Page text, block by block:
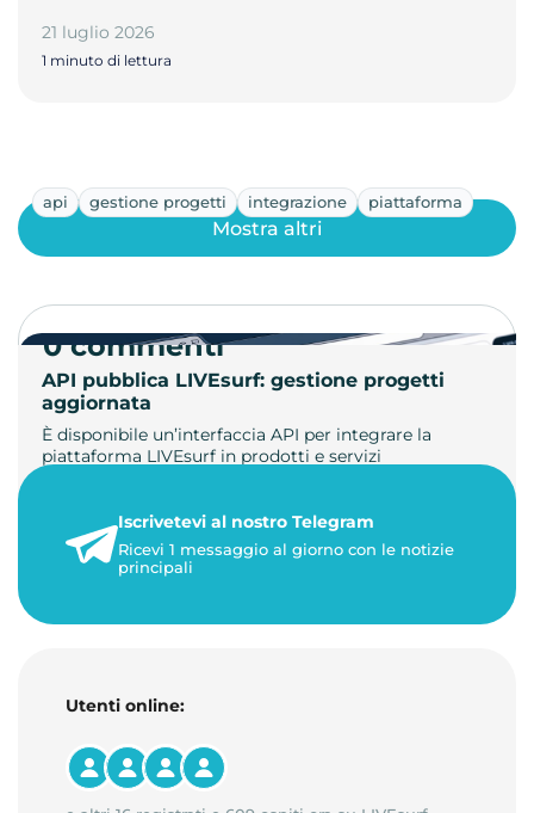
21 luglio 2026
1 minuto di lettura
api gestione progetti integrazione piattaforma
API pubblica LIVEsurf: gestione progetti
aggiornata
È disponibile un’interfaccia API per integrare la
piattaforma LIVEsurf in prodotti e servizi
23 maggio 2026
1 minuto di lettura
Mostra altri
0 commenti
Iscrivetevi al nostro Telegram
Ricevi 1 messaggio al giorno con le notizie
principali
Utenti online: